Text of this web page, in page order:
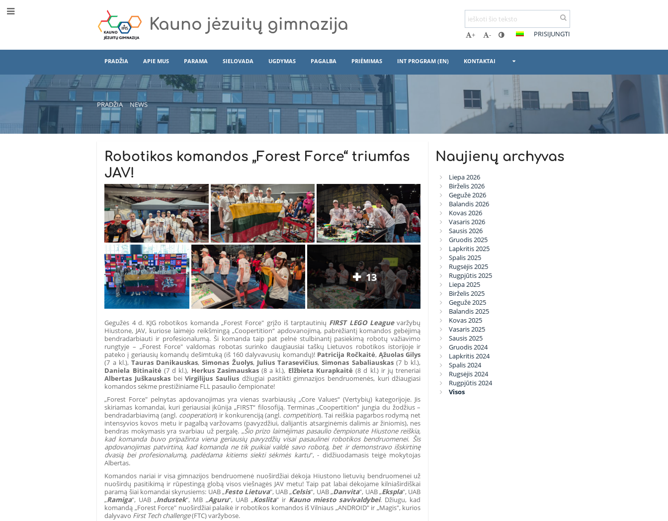
Kauno jėzuitų gimnazija
+ - PRISIJUNGTI
PRADŽIA APIE MUS PARAMA SIELOVADA UGDYMAS PAGALBA PRIĖMIMAS INT PROGRAM (EN) KONTAKTAI
PRADŽIA NEWS
News
Robotikos komandos „Forest Force“ triumfas
JAV!
13
Gegužės 4 d. KJG robotikos komanda „Forest Force" grįžo iš tarptautinių FIRST LEGO Leaguevaržybų
Hiustone, JAV, kuriose laimėjo reikšmingą „Coopertition“ apdovanojimą, pabrėžiantį komandos gebėjimą
bendradarbiauti ir profesionalumą. Ši komanda taip pat pelnė stulbinantį pasiekimą robotų važiavimo
rungtyje – „Forest Force" valdomas robotas surinko daugiausiai taškų Lietuvos robotikos istorijoje ir
pateko į geriausių komandų dešimtuką (iš 160 dalyvavusių komandų)! Patricija Ročkaitė,Ąžuolas Gilys
(7 a kl.),Tauras Danikauskas,Simonas Žuolys, Julius Tarasevičius,Simonas Sabaliauskas (7 b kl.),
Daniela Bitinaitė (7 d kl.), Herkus Zasimauskas(8 a kl.), Elžbieta Kurapkaitė (8 d kl.) ir jų treneriai
Albertas Juškauskas beiVirgilijus Saulius džiugiai pasitikti gimnazijos bendruomenės, kuri džiaugiasi
komandos sėkme prestižiniame FLL pasaulio čempionate!
„Forest Force" pelnytas apdovanojimas yra vienas svarbiausių „Core Values“ (Vertybių) kategorijoje. Jis
skiriamas komandai, kuri geriausiai įkūnija „FIRST“ filosofiją. Terminas „Coopertition“ jungia du žodžius –
bendradarbiavimą (angl. cooperation) ir konkurenciją (angl. competition). Tai reiškia pagarbos rodymą net
intensyvios kovos metu ir pagalbą varžovams (pavyzdžiui, dalijantis atsarginėmis dalimis ar žiniomis), nes
bendras mokymasis yra svarbiau už pergalę. „Šio prizo laimėjimas pasaulio čempionate Hiustone reiškia,
kad komanda buvo pripažinta viena geriausių pavyzdžių visai pasaulinei robotikos bendruomenei. Šis
apdovanojimas patvirtina, kad komanda ne tik puikiai valdė savo robotą, bet ir demonstravo išskirtinę
dvasią bei profesionalumą, padėdama kitiems siekti sėkmės kartu", - didžiuodamasis teigė mokytojas
Albertas.
Komandos nariai ir visa gimnazijos bendruomenė nuoširdžiai dėkoja Hiustono lietuvių bendruomenei už
nuoširdų pasitikimą ir rūpestingą globą visos viešnagės JAV metu! Taip pat labai dėkojame kilniaširdiškai
paramą šiai komandai skyrusiems: UAB „Festo Lietuva", UAB „Celsis", UAB „Danvita", UAB „Ekspla", UAB
„Ramiga", UAB „Industek", MB „Aguru“, UAB „Koslita" ir Kauno miesto savivaldybei. Džiugu, kad
komandą „Forest Force" nuoširdžiai palaikė ir robotikos komandos iš Vilniaus „ANDROID" ir „Magis", kurios
dalyvavo First Tech challenge(FTC) varžybose.
Naujienų archyvas
Liepa 2026
Birželis 2026
Gegužė 2026
Balandis 2026
Kovas 2026
Vasaris 2026
Sausis 2026
Gruodis 2025
Lapkritis 2025
Spalis 2025
Rugsėjis 2025
Rugpjūtis 2025
Liepa 2025
Birželis 2025
Gegužė 2025
Balandis 2025
Kovas 2025
Vasaris 2025
Sausis 2025
Gruodis 2024
Lapkritis 2024
Spalis 2024
Rugsėjis 2024
Rugpjūtis 2024
Visos